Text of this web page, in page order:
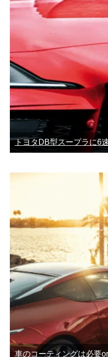
トヨタDB型スープラに6
車のコーティングは必要